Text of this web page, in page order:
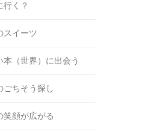
行く？
スイーツ
本（世界）に出会う
ごちそう探し
笑顔が広がる